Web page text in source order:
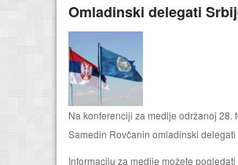
Omladinski delegati
Na konferenciji za medije održanoj
Samedin Rovčanin omladinski
Informaciju za medije možete